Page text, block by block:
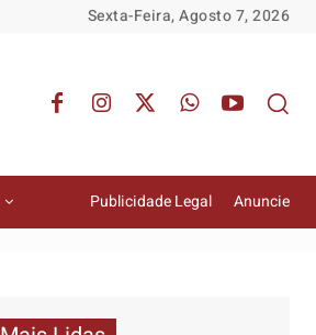
Sexta-Feira, Agosto 7, 2026
Publicidade Legal Anuncie